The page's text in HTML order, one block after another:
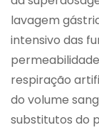
lavagem
intensivo das
respiração
do volume
substitutos do